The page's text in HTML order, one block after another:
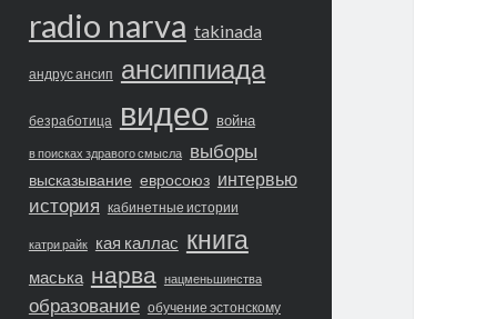
radio narva takinada
андрус ансип ансиппиада
безработица видео война
в поисках здравого смысла выборы
высказывание евросоюз интервью
история кабинетные истории
катри райк кая каллас книга
маська нарва нацменьшинства
образование обучение эстонскому